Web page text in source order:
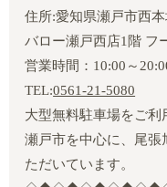
住所:愛知県瀬戸市西本
バロー瀬戸西店1階 フ
営業時間：10:00～
TEL:0561-21-5080
大型無料駐車場をご利
瀬戸市を中心に、尾張
ただいています。